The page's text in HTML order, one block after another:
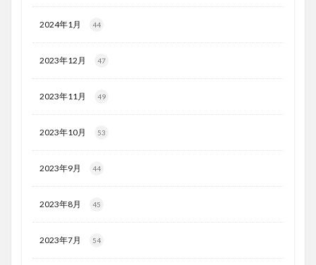
2024年1月 44
2023年12月 47
2023年11月 49
2023年10月 53
2023年9月 44
2023年8月 45
2023年7月 54